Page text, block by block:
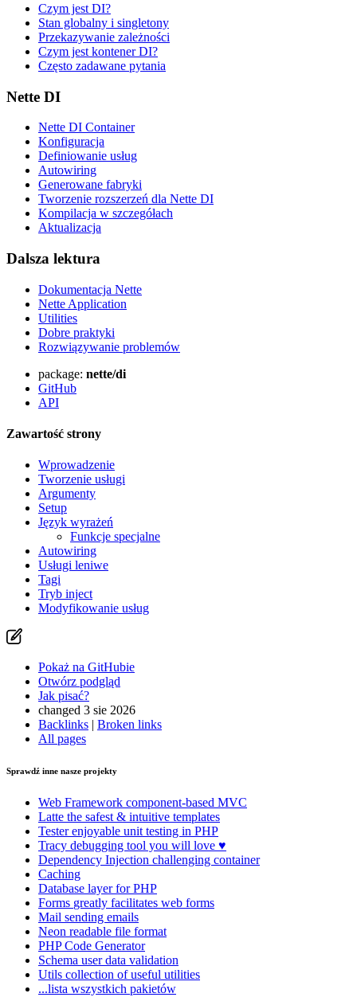
Znalazłeś/aś problem na tej stronie?
Czym jest DI?
Stan globalny i singletony
Przekazywanie zależności
Czym jest kontener DI?
Często zadawane pytania
Nette DI
Nette DI Container
Konfiguracja
Definiowanie usług
Autowiring
Generowane fabryki
Tworzenie rozszerzeń dla Nette DI
Kompilacja w szczegółach
Aktualizacja
Dalsza lektura
Dokumentacja Nette
Nette Application
Utilities
Dobre praktyki
Rozwiązywanie problemów
package: nette/di
GitHub
API
Zawartość strony
Wprowadzenie
Tworzenie usługi
Argumenty
Setup
Język wyrażeń
Funkcje specjalne
Autowiring
Usługi leniwe
Tagi
Tryb inject
Modyfikowanie usług
Pokaż na GitHubie
Otwórz podgląd
Jak pisać?
changed 3 sie 2026
Backlinks | Broken links
All pages
Sprawdź inne nasze projekty
Web Framework component-based MVC
Latte the safest & intuitive templates
Testerenjoyable unit testing in PHP
Tracy debugging tool you will love ♥
Dependency Injection challenging container
Caching
Database layer for PHP
Forms greatly facilitates web forms
Mail sending emails
Neon readable file format
PHP Code Generator
Schema user data validation
Utils collection of useful utilities
...lista wszystkich pakietów